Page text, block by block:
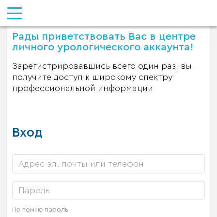
Рады приветствовать Вас в центре
личного урологического аккаунта!
Зарегистрировавшись всего один раз, вы
получите доступ к широкому спектру
профессиональной информации
Вход
Не помню пароль